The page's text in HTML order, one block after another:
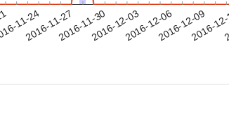
11-24
2016-11-272016-11-302016-12-032016-12-062016-12-09
2016-